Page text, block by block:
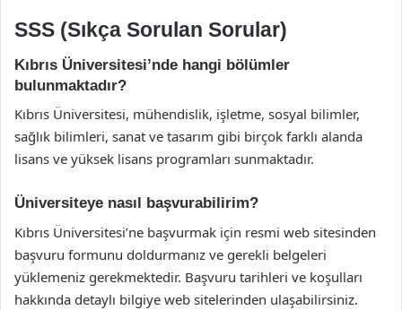
SSS (Sıkça Sorulan Sorular)
Kıbrıs Üniversitesi’nde hangi bölümler
bulunmaktadır?
Kıbrıs Üniversitesi, mühendislik, işletme, sosyal bilimler,
sağlık bilimleri, sanat ve tasarım gibi birçok farklı alanda
lisans ve yüksek lisans programları sunmaktadır.
Üniversiteye nasıl başvurabilirim?
Kıbrıs Üniversitesi’ne başvurmak için resmi web sitesinden
başvuru formunu doldurmanız ve gerekli belgeleri
yüklemeniz gerekmektedir. Başvuru tarihleri ve koşulları
hakkında detaylı bilgiye web sitelerinden ulaşabilirsiniz.